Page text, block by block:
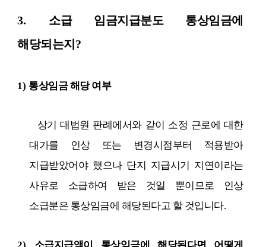
3. 소급 임금지급분도 통상임금에
해당되는지 ?
1) 통상임금 해당 여부
상기 대법원 판례에서와 같이 소정 근로에 대한
대가를 인상 또는 변경시점부터 적용받아
지급받았어야 했으나 단지 지급시기 지연이라는
사유로 소급하여 받은 것일 뿐이므로 인상
소급분은 통상임금에 해당된다고 할 것입니다.